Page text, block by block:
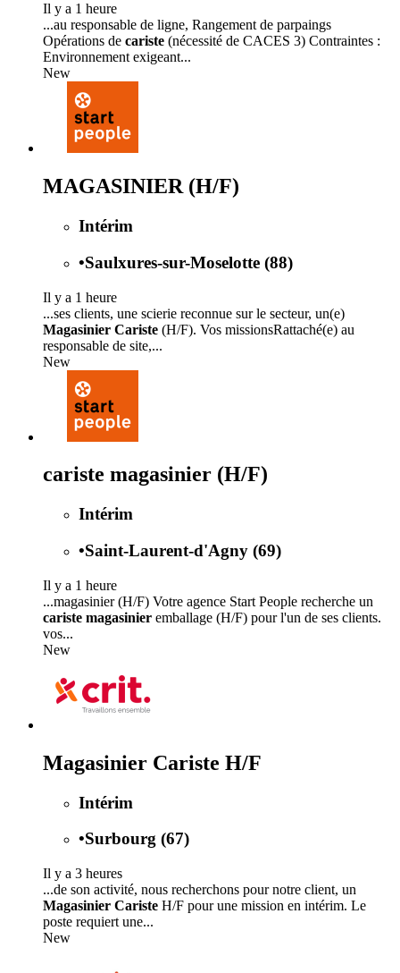
Il y a 1 heure
...au responsable de ligne, Rangement de parpaings
Opérations de cariste (nécessité de CACES 3) Contraintes :
Environnement exigeant...
New
MAGASINIER (H/F)
Intérim
•Saulxures-sur-Moselotte (88)
Il y a 1 heure
...ses clients, une scierie reconnue sur le secteur, un(e)
Magasinier Cariste (H/F). Vos missionsRattaché(e) au
responsable de site,...
New
cariste magasinier (H/F)
Intérim
•Saint-Laurent-d'Agny (69)
Il y a 1 heure
...magasinier (H/F) Votre agence Start People recherche un
cariste magasinier emballage (H/F) pour l'un de ses clients.
vos...
New
Magasinier Cariste H/F
Intérim
•Surbourg (67)
Il y a 3 heures
...de son activité, nous recherchons pour notre client, un
Magasinier Cariste H/F pour une mission en intérim. Le
poste requiert une...
New